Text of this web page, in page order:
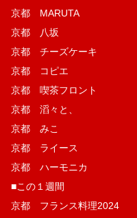
京都 MARUTA
京都 八坂
京都 チーズケーキ
京都 コピエ
京都 喫茶フロント
京都 滔々と、
京都 みこ
京都 ライース
京都 ハーモニカ
■この１週間
京都 フランス料理2024